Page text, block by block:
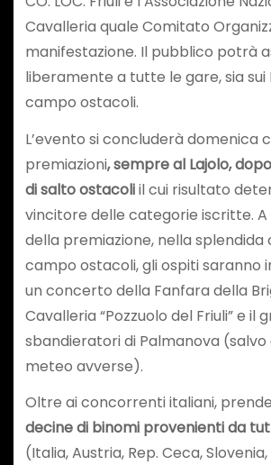
Cavalleria quale Comitato
manifestazione. Il pubblico potrà
liberamente a tutte le gare, sia sui
campo ostacoli.
L’evento si concluderà domenica
premiazioni, sempre al Lajolo,
di salto ostacoliil cui risultato
vincitore delle categorie iscritte.
della premiazione, nella splendida
campo ostacoli, gli ospiti saranno
un concerto della Fanfara della
Cavalleria “Pozzuolo del Friuli” e il
sbandieratori di Palmanova (salvo
meteo avverse).
Oltre ai concorrenti italiani,
decine di binomi provenienti da
(Italia, Austria, Rep. Ceca, Slovenia,